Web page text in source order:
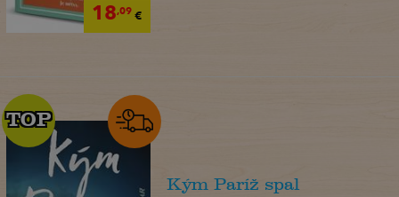
18,09€
TOP
TOP
Kým Paríž spal